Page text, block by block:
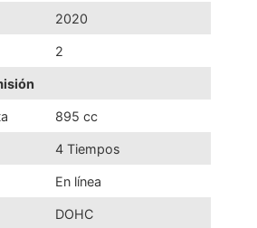
2020
2
895 cc
4 Tiempos
En línea
DOHC